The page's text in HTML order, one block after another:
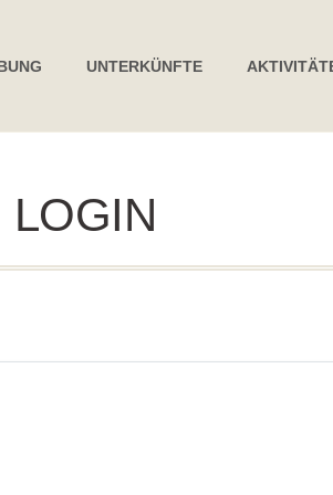
UNTERKÜNFTE
LOGIN